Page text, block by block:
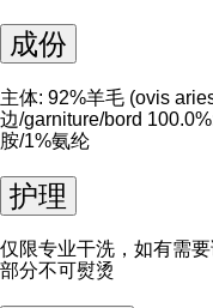
成份
主体: 92%羊毛 (ovis
边/garniture/bord
胺/1%氨纶
护理
仅限专业干洗，如有需
部分不可熨烫